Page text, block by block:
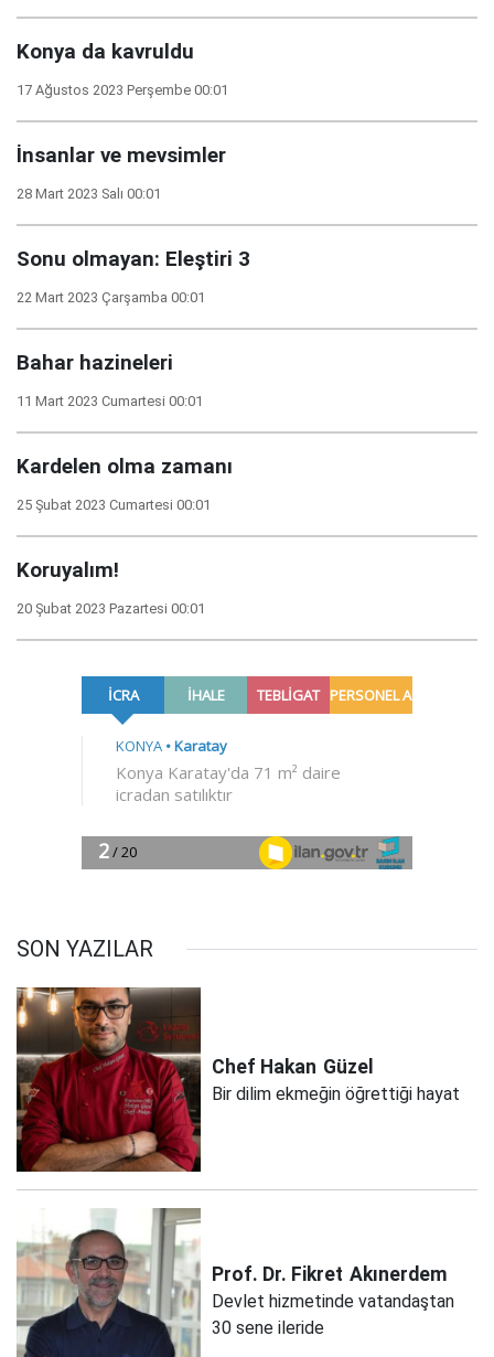
Konya da kavruldu
17 Ağustos 2023 Perşembe 00:01
İnsanlar ve mevsimler
28 Mart 2023 Salı 00:01
Sonu olmayan: Eleştiri 3
22 Mart 2023 Çarşamba 00:01
Bahar hazineleri
11 Mart 2023 Cumartesi 00:01
Kardelen olma zamanı
25 Şubat 2023 Cumartesi 00:01
Koruyalım!
20 Şubat 2023 Pazartesi 00:01
SON YAZILAR
Chef Hakan Güzel
Bir dilim ekmeğin öğrettiği hayat
Prof. Dr. Fikret Akınerdem
Devlet hizmetinde vatandaştan
30 sene ileride